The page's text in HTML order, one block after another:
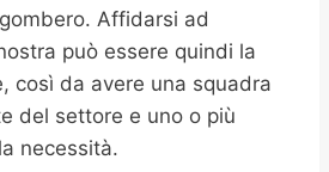
Affidarsi ad
può essere quindi la
così da avere una squadra
del settore e uno o più
necessità.